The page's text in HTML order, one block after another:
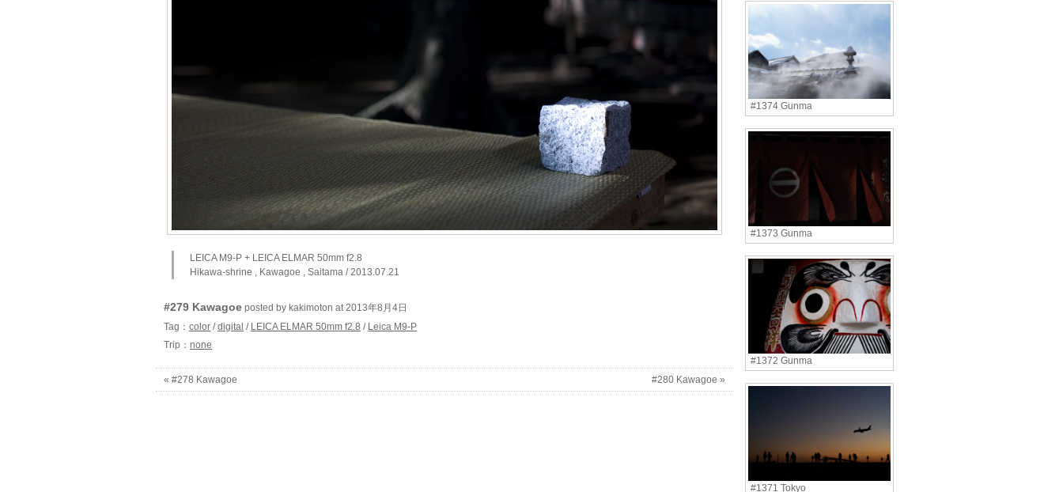
LEICA M9-P + LEICA ELMAR 50mm f2.8
Hikawa-shrine , Kawagoe , Saitama / 2013.07.21
#279 Kawagoe posted by kakimoton at 2013年8月4日
Tag： color /digital / LEICA ELMAR 50mm f2.8 / Leica M9-P
Trip： none
« #278 Kawagoe #280 Kawagoe »
#1374 Gunma
#1373 Gunma
#1372 Gunma
#1371 Tokyo